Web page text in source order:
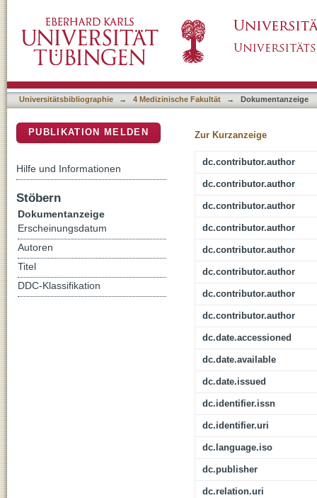
Mesenchymal Stromal Cells in GMP-
Universitätsbibliographie → 4 Medizinische Fakultät → Dokumentanzeige
Zur Kurzanzeige
dc.contributor.author
dc.contributor.author
dc.contributor.author
dc.contributor.author
dc.contributor.author
dc.contributor.author
dc.contributor.author
dc.contributor.author
dc.date.accessioned
dc.date.available
dc.date.issued
dc.identifier.issn
dc.identifier.uri
dc.language.iso
dc.publisher
dc.relation.uri
PUBLIKATION MELDEN
Hilfe und Informationen
Stöbern
Dokumentanzeige
Erscheinungsdatum
Autoren
Titel
DDC-Klassifikation